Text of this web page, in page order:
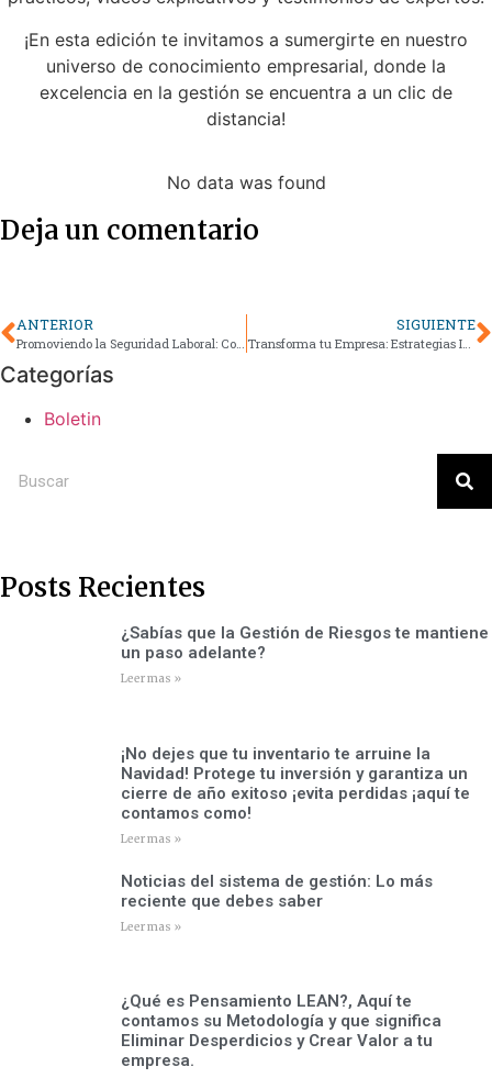
¡En esta edición te invitamos a sumergirte en nuestro
universo de conocimiento empresarial, donde la
excelencia en la gestión se encuentra a un clic de
distancia!
No data was found
Deja un comentario
ANTERIOR
Promoviendo la Seguridad Laboral: Conoce las estrategias para evitar enfermedades laborales
SIGUIENTE
Transforma tu Empresa: Estrategias Innovadoras en la Gestión de Residuos para un Futuro Sostenible
Categorías
Boletin
Posts Recientes
¿Sabías que la Gestión de Riesgos te mantiene
un paso adelante?
Leer mas »
¡No dejes que tu inventario te arruine la
Navidad! Protege tu inversión y garantiza un
cierre de año exitoso ¡evita perdidas ¡aquí te
contamos como!
Leer mas »
Noticias del sistema de gestión: Lo más
reciente que debes saber
Leer mas »
¿Qué es Pensamiento LEAN?, Aquí te
contamos su Metodología y que significa
Eliminar Desperdicios y Crear Valor a tu
empresa.